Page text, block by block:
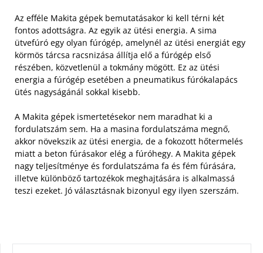
Az efféle Makita gépek bemutatásakor ki kell térni két
fontos adottságra. Az egyik az ütési energia. A sima
ütvefúró egy olyan fúrógép, amelynél az ütési energiát egy
körmös tárcsa racsnizása állítja elő a fúrógép első
részében, közvetlenül a tokmány mögött. Ez az ütési
energia a fúrógép esetében a pneumatikus fúrókalapács
ütés nagyságánál sokkal kisebb.
A Makita gépek ismertetésekor nem maradhat ki a
fordulatszám sem. Ha a masina fordulatszáma megnő,
akkor növekszik az ütési energia, de a fokozott hőtermelés
miatt a beton fúrásakor elég a fúróhegy. A Makita gépek
nagy teljesítménye és fordulatszáma fa és fém fúrására,
illetve különböző tartozékok meghajtására is alkalmassá
teszi ezeket. Jó választásnak bizonyul egy ilyen szerszám.